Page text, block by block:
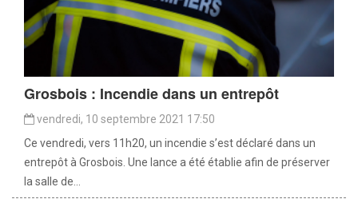
Grosbois : Incendie dans un entrepôt
vendredi, 10 septembre 2021 17:50
Ce vendredi, vers 11h20, un incendie s’est déclaré dans un
entrepôt à Grosbois. Une lance a été établie afin de préserver
la salle de...